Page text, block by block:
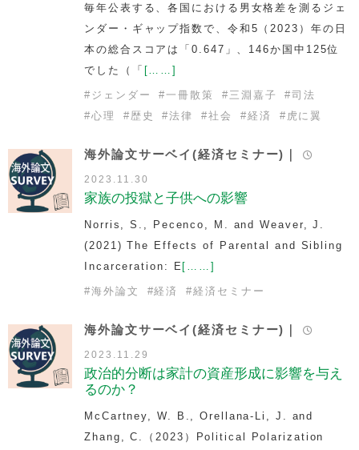
毎年公表する、各国における男女格差を測るジェ
ンダー・ギャップ指数で、令和5（2023）年の日
本の総合スコアは「0.647」、146か国中125位
でした（「 [……]
# ジェンダー # 一冊散策 # 三淵嘉子 #司法
#心理 # 歴史 #法律 #社会 #経済 # 虎に翼
海外論文サーベイ(経済セミナー)｜
2023.11.30
家族の投獄と子供への影響
Norris, S., Pecenco, M. and Weaver, J.
(2021)The Effects of Parental and Sibling
Incarceration: E [……]
#海外論文 #経済 #経済セミナー
海外論文サーベイ(経済セミナー)｜
2023.11.29
政治的分断は家計の資産形成に影響を与え
るのか？
McCartney, W. B., Orellana-Li, J. and
Zhang, C.（2023） Political Polarization